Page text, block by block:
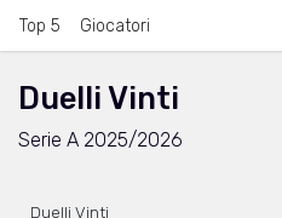
Top 5 Giocatori
Duelli Vinti
Serie A 2025/2026
Duelli Vinti